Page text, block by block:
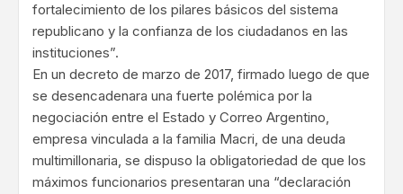
fortalecimiento de los pilares básicos del sistema
republicano y la confianza de los ciudadanos en las
instituciones”.
En un decreto de marzo de 2017, firmado luego de que
se desencadenara una fuerte polémica por la
negociación entre el Estado y Correo Argentino,
empresa vinculada a la familia Macri, de una deuda
multimillonaria, se dispuso la obligatoriedad de que los
máximos funcionarios presentaran una “declaración